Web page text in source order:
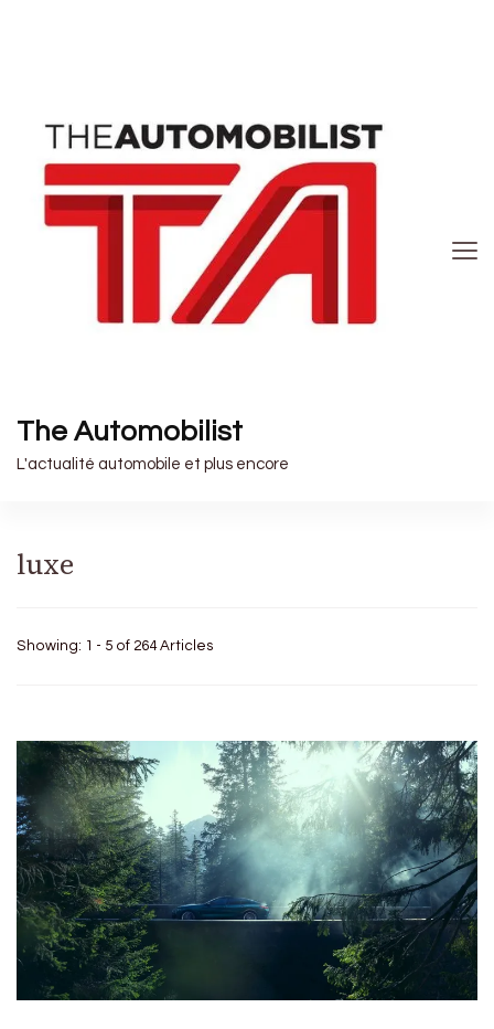
The Automobilist
L'actualité automobile et plus encore
luxe
Showing: 1 - 5 of 264 Articles